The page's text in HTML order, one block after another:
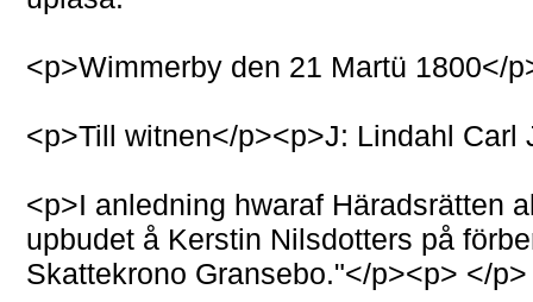
<p>Wimmerby den 21 Martü 1800</
<p>Till witnen</p><p>J: Lindahl
<p>I anledning hwaraf Häradsrätten
upbudet å Kerstin Nilsdotters på
Skattekrono Gransebo."</p><p> </p>